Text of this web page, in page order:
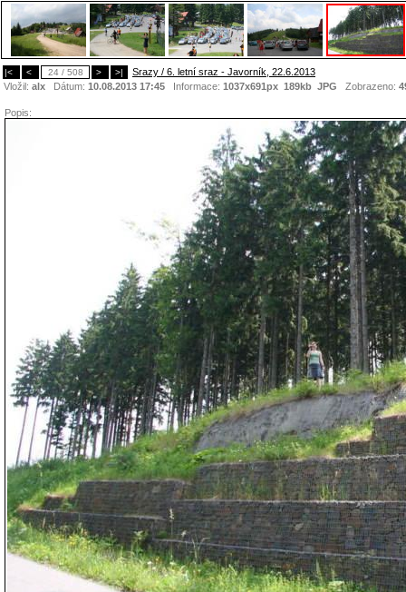
|< < 24 / 508 > >|
Srazy / 6. letní sraz - Javorník, 22.6.2013
Vložil: alx Dátum: 10.08.2013 17:45 Informace: 1037x691px 189kb JPG Zobrazeno:
Popis: